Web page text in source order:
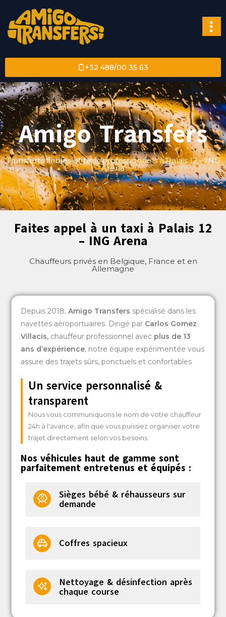
+32 488/00 35 63
Amigo Transfers
Transferts fiables et taxis professionnels à Palais 12 – ING
Arena
Faites appel à un taxi à Palais 12
– ING Arena
Chauffeurs privés en Belgique, France et en
Allemagne
Depuis 2018,Amigo Transfers spécialisé dans les
navettes aéroportuaires. Dirigé par Carlos Gomez
Villacis, chauffeur professionnel avec plus de 13
ans d’expérience, notre équipe expérimentée vous
assure des trajets sûrs, ponctuels et confortables
Un service personnalisé &
transparent
Nous vous communiquons le nom de votre chauffeur
24h à l'avance, afin que vous puissiez organiser votre
trajet directement selon vos besoins.
Nos véhicules haut de gamme sont
parfaitement entretenus et équipés :
Sièges bébé & réhausseurs sur
demande
Coffres spacieux
Nettoyage & désinfection après
chaque course